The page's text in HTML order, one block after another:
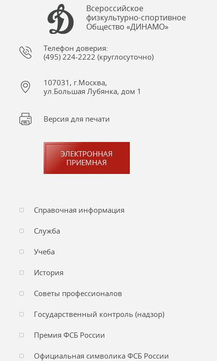
Всероссийское
физкультурно-спортивное
Общество «ДИНАМО»
Телефон доверия:
(495) 224-2222 (круглосуточно)
107031, г.Москва,
ул.Большая Лубянка, дом 1
Версия для печати
ЭЛЕКТРОННАЯ
ПРИЕМНАЯ
Справочная информация
Служба
Учеба
История
Советы профессионалов
Государственный контроль (надзор)
Премия ФСБ России
Официальная символика ФСБ России